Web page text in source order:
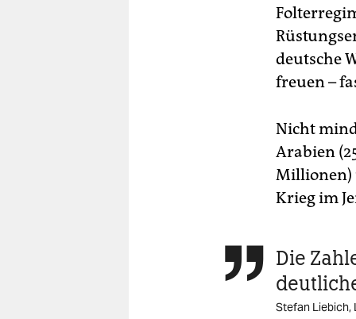
deutsche
freuen –
Nicht
Arabien
Millionen)
Krieg im
 Die
Stefan Liebich,